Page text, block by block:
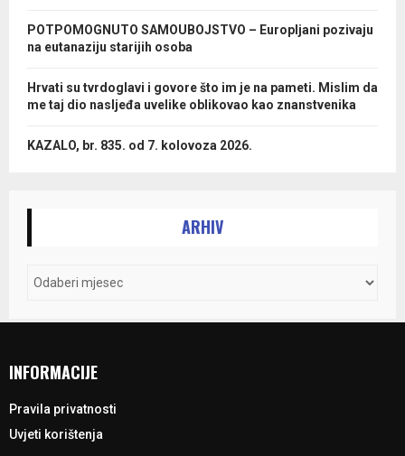
POTPOMOGNUTO SAMOUBOJSTVO – Europljani pozivaju
na eutanaziju starijih osoba
Hrvati su tvrdoglavi i govore što im je na pameti. Mislim da
me taj dio nasljeđa uvelike oblikovao kao znanstvenika
KAZALO, br. 835. od 7. kolovoza 2026.
ARHIV
INFORMACIJE
Pravila privatnosti
Uvjeti korištenja